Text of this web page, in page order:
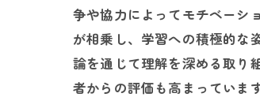
争や協力によってモチベーシ
が相乗し、学習への積極的な
論を通じて理解を深める取り
者からの評価も高まっています